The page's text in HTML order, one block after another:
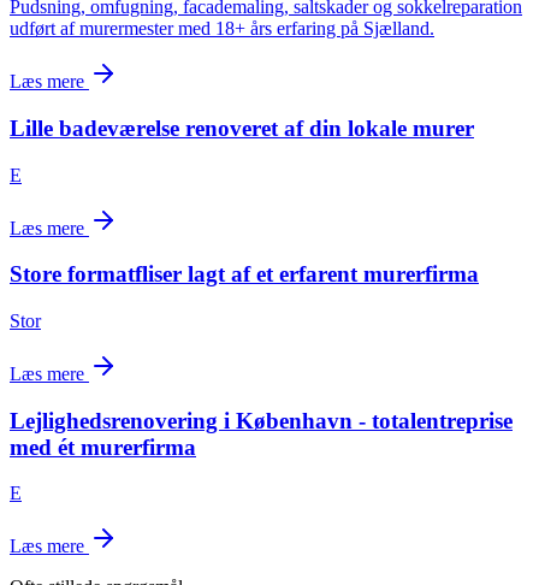
Pudsning, omfugning, facademaling, saltskader og sokkelreparation
udført af murermester med 18+ års erfaring på Sjælland.
Læs mere
Lille badeværelse renoveret af din lokale murer
E
Læs mere
Store formatfliser lagt af et erfarent murerfirma
Stor
Læs mere
Lejlighedsrenovering i København - totalentreprise
med ét murerfirma
E
Læs mere